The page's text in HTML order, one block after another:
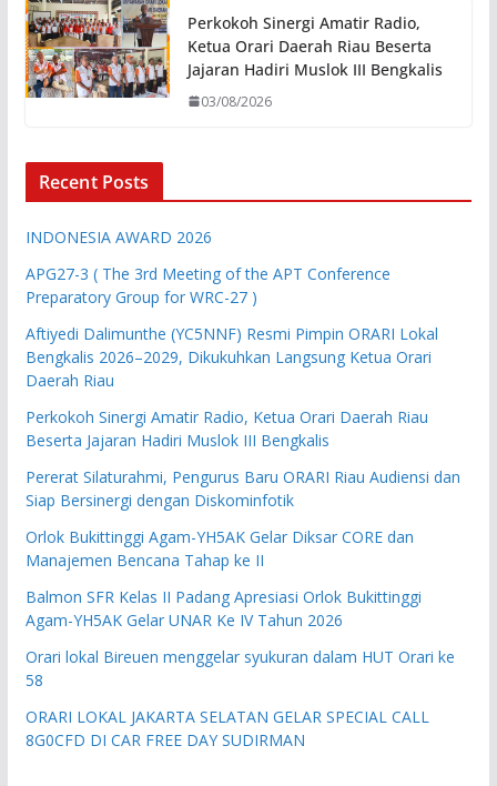
Perkokoh Sinergi Amatir Radio,
Ketua Orari Daerah Riau Beserta
Jajaran Hadiri Muslok III Bengkalis
03/08/2026
Recent Posts
INDONESIA AWARD 2026
APG27-3 ( The 3rd Meeting of the APT Conference
Preparatory Group for WRC-27 )
Aftiyedi Dalimunthe (YC5NNF) Resmi Pimpin ORARI Lokal
Bengkalis 2026–2029, Dikukuhkan Langsung Ketua Orari
Daerah Riau
Perkokoh Sinergi Amatir Radio, Ketua Orari Daerah Riau
Beserta Jajaran Hadiri Muslok III Bengkalis
Pererat Silaturahmi, Pengurus Baru ORARI Riau Audiensi dan
Siap Bersinergi dengan Diskominfotik
Orlok Bukittinggi Agam-YH5AK Gelar Diksar CORE dan
Manajemen Bencana Tahap ke II
Balmon SFR Kelas II Padang Apresiasi Orlok Bukittinggi
Agam-YH5AK Gelar UNAR Ke IV Tahun 2026
Orari lokal Bireuen menggelar syukuran dalam HUT Orari ke
58
ORARI LOKAL JAKARTA SELATAN GELAR SPECIAL CALL
8G0CFD DI CAR FREE DAY SUDIRMAN